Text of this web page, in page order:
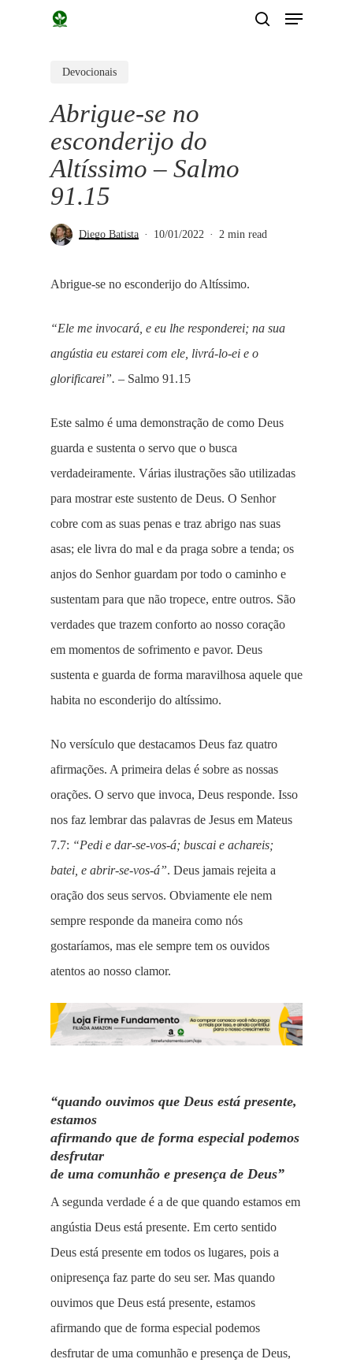
Menu
Devocionais
Abrigue-se no
esconderijo do
Altíssimo – Salmo
91.15
Diego Batista 10/01/2022 2 min read
Abrigue-se no esconderijo do Altíssimo.
“Ele me invocará, e eu lhe responderei; na sua
angústia eu estarei com ele, livrá-lo-ei e o
glorificarei”. – Salmo 91.15
Este salmo é uma demonstração de como Deus
guarda e sustenta o servo que o busca
verdadeiramente. Várias ilustrações são utilizadas
para mostrar este sustento de Deus. O Senhor
cobre com as suas penas e traz abrigo nas suas
asas; ele livra do mal e da praga sobre a tenda; os
anjos do Senhor guardam por todo o caminho e
sustentam para que não tropece, entre outros. São
verdades que trazem conforto ao nosso coração
em momentos de sofrimento e pavor. Deus
sustenta e guarda de forma maravilhosa aquele que
habita no esconderijo do altíssimo.
No versículo que destacamos Deus faz quatro
afirmações. A primeira delas é sobre as nossas
orações. O servo que invoca, Deus responde. Isso
nos faz lembrar das palavras de Jesus em Mateus
7.7: “Pedi e dar-se-vos-á; buscai e achareis;
batei, e abrir-se-vos-á”. Deus jamais rejeita a
oração dos seus servos. Obviamente ele nem
sempre responde da maneira como nós
gostaríamos, mas ele sempre tem os ouvidos
atentos ao nosso clamor.
“quando ouvimos que Deus está presente,
estamos
afirmando que de forma especial podemos
desfrutar
de uma comunhão e presença de Deus”
A segunda verdade é a de que quando estamos em
angústia Deus está presente. Em certo sentido
Deus está presente em todos os lugares, pois a
onipresença faz parte do seu ser. Mas quando
ouvimos que Deus está presente, estamos
afirmando que de forma especial podemos
desfrutar de uma comunhão e presença de Deus,